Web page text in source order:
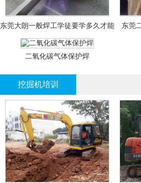
东莞大朗一般焊工学徒要学多久才能
拿证？
东莞
二氧化碳气体保护焊
挖掘机培训